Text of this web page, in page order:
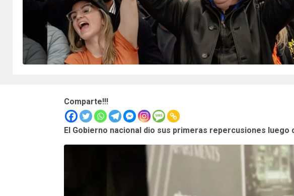
Comparte!!!
El Gobierno nacional dio sus primeras repercusiones luego